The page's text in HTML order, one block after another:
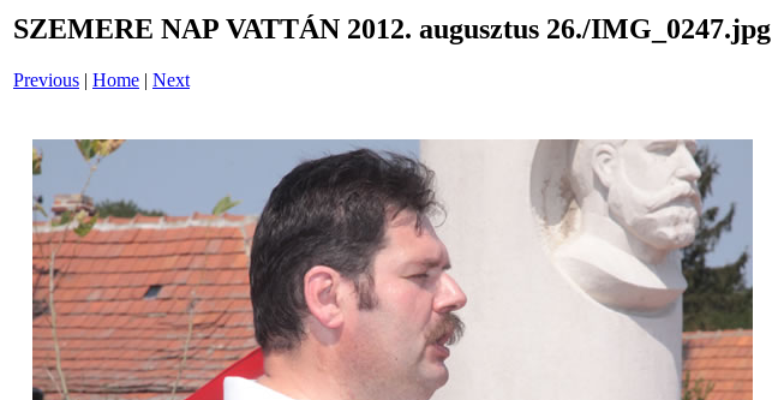
SZEMERE NAP VATTÁN 2012. augusztus 26./IMG_0247.jpg
Previous | Home | Next